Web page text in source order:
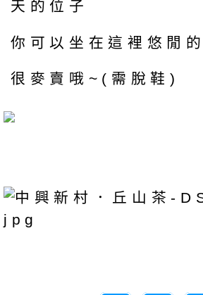
天的位子
你可以坐在這裡悠閒
很麥賣哦~(需脫鞋)